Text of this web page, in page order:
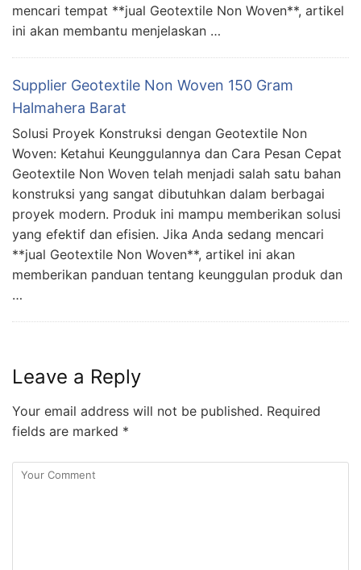
mencari tempat **jual Geotextile Non Woven**, artikel
ini akan membantu menjelaskan …
Supplier Geotextile Non Woven 150 Gram
Halmahera Barat
Solusi Proyek Konstruksi dengan Geotextile Non
Woven: Ketahui Keunggulannya dan Cara Pesan Cepat
Geotextile Non Woven telah menjadi salah satu bahan
konstruksi yang sangat dibutuhkan dalam berbagai
proyek modern. Produk ini mampu memberikan solusi
yang efektif dan efisien. Jika Anda sedang mencari
**jual Geotextile Non Woven**, artikel ini akan
memberikan panduan tentang keunggulan produk dan
…
Leave a Reply
Your email address will not be published. Required
fields are marked *